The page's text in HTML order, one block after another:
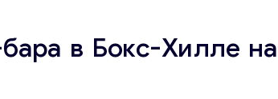
в Бокс-Хилле на